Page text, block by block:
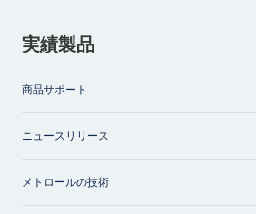
実績製品
商品サポート
ニュースリリース
メトロールの技術